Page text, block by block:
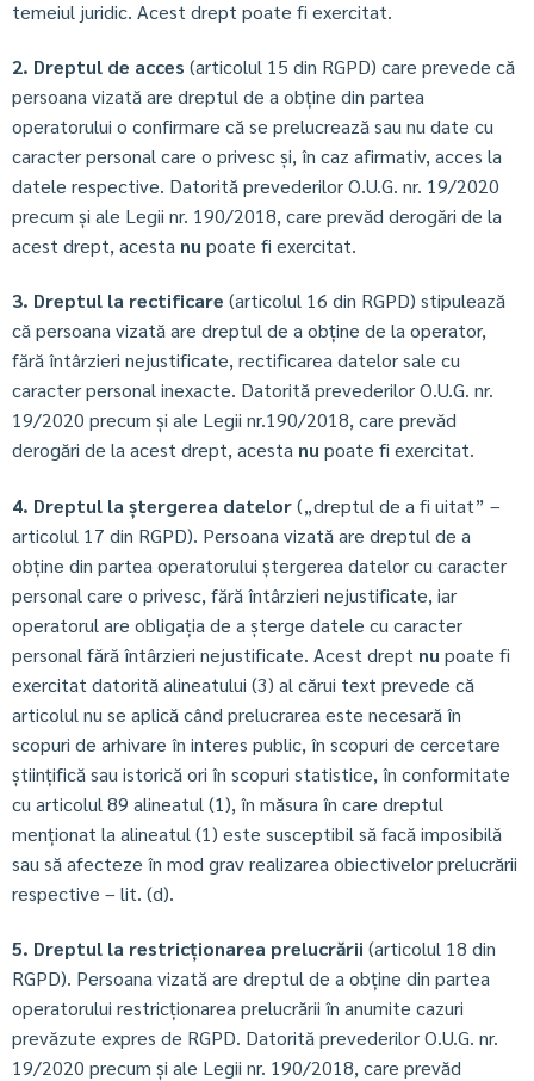
temeiul juridic. Acest drept poate fi exercitat.
2. Dreptul de acces (articolul 15 din RGPD) care prevede că
persoana vizată are dreptul de a obține din partea
operatorului o confirmare că se prelucrează sau nu date cu
caracter personal care o privesc și, în caz afirmativ, acces la
datele respective. Datorită prevederilor O.U.G. nr. 19/2020
precum și ale Legii nr. 190/2018, care prevăd derogări de la
acest drept, acesta nu poate fi exercitat.
3. Dreptul la rectificare (articolul 16 din RGPD) stipulează
că persoana vizată are dreptul de a obține de la operator,
fără întârzieri nejustificate, rectificarea datelor sale cu
caracter personal inexacte. Datorită prevederilor O.U.G. nr.
19/2020 precum și ale Legii nr.190/2018, care prevăd
derogări de la acest drept, acesta nupoate fi exercitat.
4. Dreptul la ștergerea datelor(„dreptul de a fi uitat” –
articolul 17 din RGPD). Persoana vizată are dreptul de a
obține din partea operatorului ștergerea datelor cu caracter
personal care o privesc, fără întârzieri nejustificate, iar
operatorul are obligația de a șterge datele cu caracter
personal fără întârzieri nejustificate. Acest drept nu poate fi
exercitat datorită alineatului (3) al cărui text prevede că
articolul nu se aplică când prelucrarea este necesară în
scopuri de arhivare în interes public, în scopuri de cercetare
științifică sau istorică ori în scopuri statistice, în conformitate
cu articolul 89 alineatul (1), în măsura în care dreptul
menționat la alineatul (1) este susceptibil să facă imposibilă
sau să afecteze în mod grav realizarea obiectivelor prelucrării
respective – lit. (d).
5. Dreptul la restricționarea prelucrării (articolul 18 din
RGPD). Persoana vizată are dreptul de a obține din partea
operatorului restricționarea prelucrării în anumite cazuri
prevăzute expres de RGPD. Datorită prevederilor O.U.G. nr.
19/2020 precum și ale Legii nr. 190/2018, care prevăd